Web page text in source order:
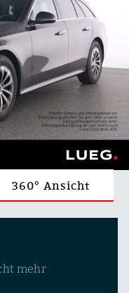
360° Ansicht
mehr